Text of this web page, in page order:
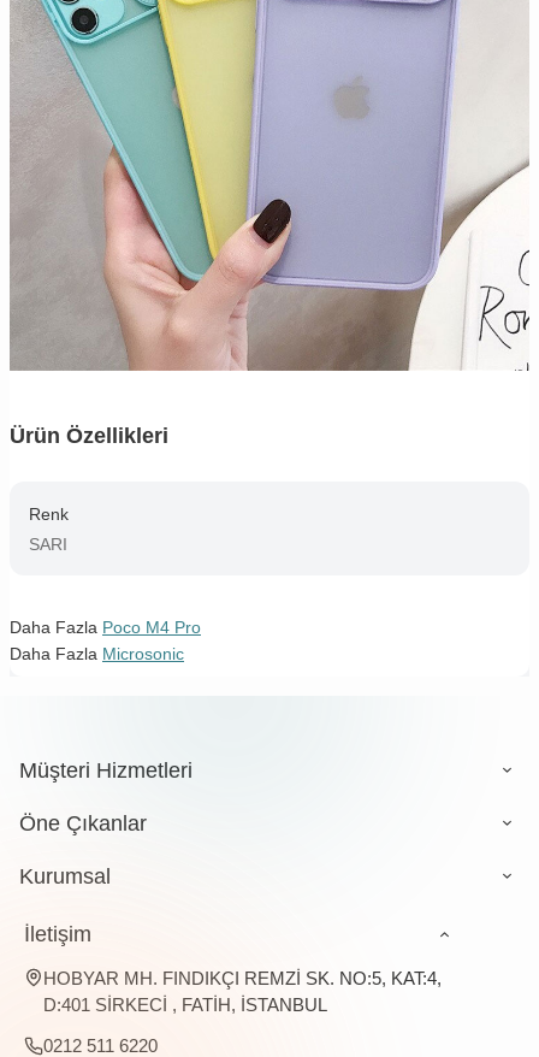
Ürün Özellikleri
Renk
SARI
Daha Fazla Poco M4 Pro
Daha Fazla Microsonic
Müşteri Hizmetleri
Öne Çıkanlar
Kurumsal
İletişim
HOBYAR MH. FINDIKÇI REMZİ SK. NO:5, KAT:4,
D:401 SİRKECİ , FATİH, İSTANBUL
0212 511 6220